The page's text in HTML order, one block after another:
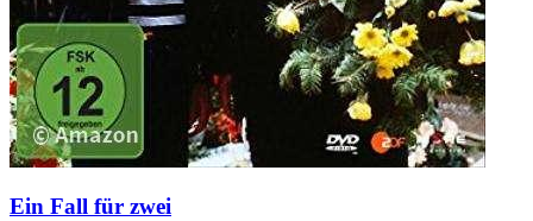
Ein Fall für zwei